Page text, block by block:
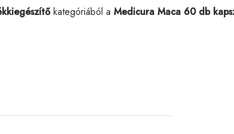
kategóriából a Medicura Maca 60 db